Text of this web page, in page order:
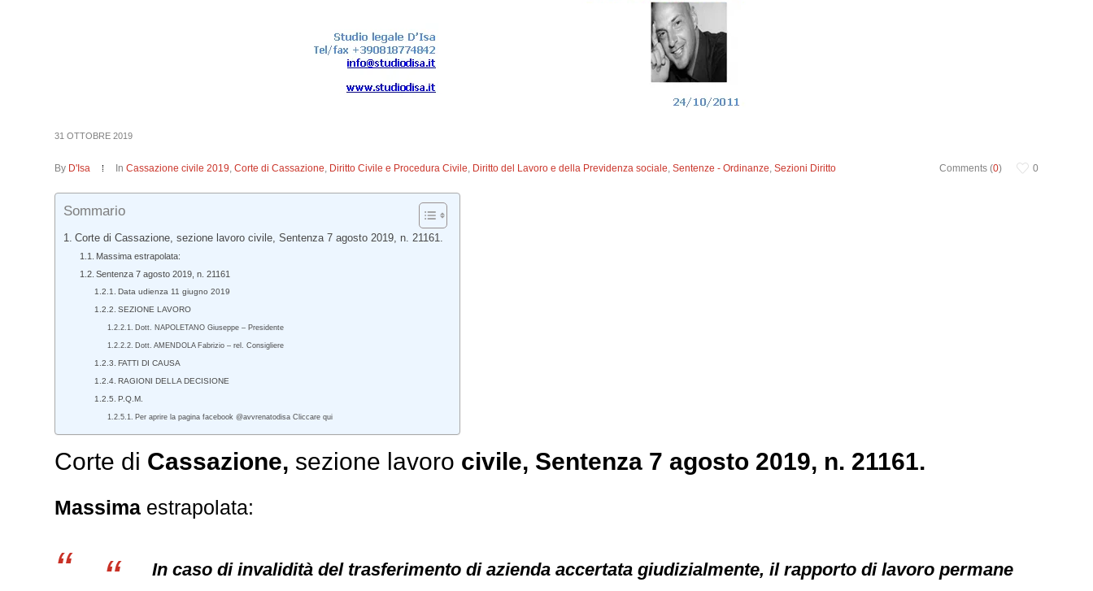
31 OTTOBRE 2019
Comments (0) 0
By D'Isa InCassazione civile 2019,Corte di Cassazione, Diritto Civile e Procedura Civile, Diritto del Lavoro e della Previdenza sociale,Sentenze - Ordinanze,Sezioni Diritto
Sommario
Corte di Cassazione, sezione lavoro civile, Sentenza 7 agosto 2019, n. 21161.
Massima estrapolata:
Sentenza 7 agosto 2019, n. 21161
Data udienza 11 giugno 2019
SEZIONE LAVORO
Dott. NAPOLETANO Giuseppe – Presidente
Dott. AMENDOLA Fabrizio – rel. Consigliere
FATTI DI CAUSA
RAGIONI DELLA DECISIONE
P.Q.M.
Per aprire la pagina facebook @avvrenatodisa Cliccare qui
Corte di Cassazione, sezione lavoro civile, Sentenza 7 agosto 2019, n. 21161.
Massima estrapolata:
In caso di invalidità del trasferimento di azienda accertata giudizialmente, il rapporto di lavoro permane